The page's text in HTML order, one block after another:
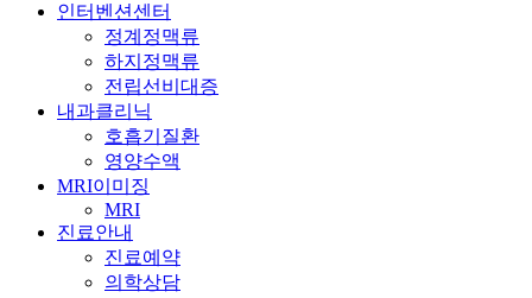
인터벤션센터
정계정맥류
하지정맥류
전립선비대증
내과클리닉
호흡기질환
영양수액
MRI이미징
MRI
진료안내
진료예약
의학상담